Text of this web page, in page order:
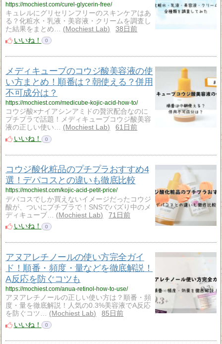
https://mochiest.com/curel-glycerin-free/
キュレルにグリセリンフリーのスキンケアはあ
る？化粧水・乳液・美容液・クリームを調査し
た結果をまとめ…
Mochiest Lab
38日前
いいね！
0
メディキューブのコウジ酸美容液の使
い方まとめ！順番は？朝使える？併用
不可成分は？
https://mochiest.com/medicube-kojic-acid-how-to/
コウジ酸×ナイアシンアミドの贅沢配合なのに
プチプラで話題！メディキューブコウジ酸美容
液の正しい使い…
Mochiest Lab
61日前
いいね！
0
コウジ酸化粧品のプチプラおすすめ4
選！デパコスとの違いも徹底比較
https://mochiest.com/kojic-acid-petit-price/
デパコスでしか買えないイメージだったコウジ
酸が、ついにプチプラで！SNSでバズり中のメ
ディキューブ…
Mochiest Lab
71日前
いいね！
0
アヌアレチノールの使い方完全ガイ
ド！順番・頻度・量などを徹底解説！
A反応を防ぐコツも
https://mochiest.com/anua-retinol-how-to-use/
アヌアレチノールの正しい使い方は？順番・頻
度・量を徹底解説！人気の0.3%美容液でA反応
を防ぐコツ…
Mochiest Lab
85日前
いいね！
0